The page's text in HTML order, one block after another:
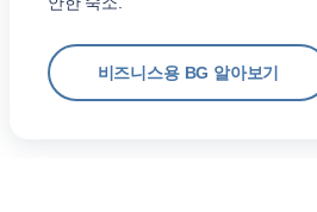
비즈니스용 BG 알아보기